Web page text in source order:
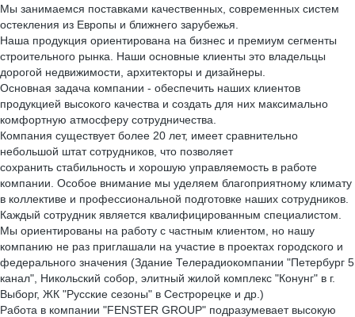
Мы занимаемся поставками качественных, современных систем
остекления из Европы и ближнего зарубежья.
Наша продукция ориентирована на бизнес и премиум сегменты
строительного рынка. Наши основные клиенты это владельцы
дорогой недвижимости, архитекторы и дизайнеры.
Основная задача компании - обеспечить наших клиентов
продукцией высокого качества и создать для них максимально
комфортную атмосферу сотрудничества.
Компания существует более 20 лет, имеет сравнительно
небольшой штат сотрудников, что позволяет
сохранить стабильность и хорошую управляемость в работе
компании. Особое внимание мы уделяем благоприятному климату
в коллективе и профессиональной подготовке наших сотрудников.
Каждый сотрудник является квалифицированным специалистом.
Мы ориентированы на работу с частным клиентом, но нашу
компанию не раз приглашали на участие в проектах городского и
федерального значения (Здание Телерадиокомпании "Петербург 5
канал", Никольский собор, элитный жилой комплекс "Конунг" в г.
Выборг, ЖК "Русские сезоны" в Сестрорецке и др.)
Работа в компании "FENSTER GROUP" подразумевает высокую